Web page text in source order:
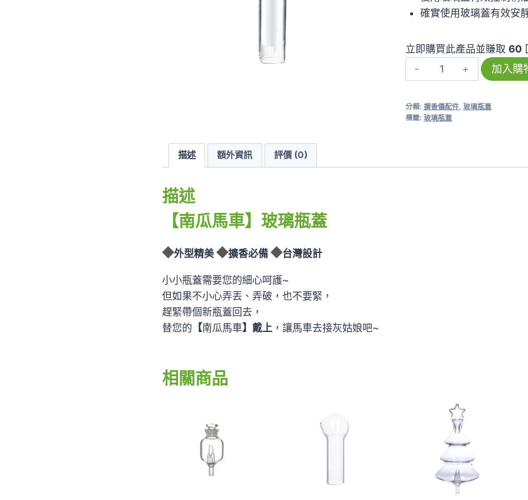
確實使用玻璃蓋有效安
立即購買此產品並賺取 60
【南
瓜
車】
加入購
分類: 擴香儀配件, 玻璃瓶蓋
標籤: 玻璃瓶蓋
描述 額外資訊 評價 (0)
描述
【南瓜馬車】玻璃瓶蓋
◆外型精美 ◆擴香必備 ◆台灣設計
小小瓶蓋需要您的細心呵護~
但如果不小心弄丟、弄破，也不要緊，
趕緊帶個新瓶蓋回去，
替您的 【南瓜馬車】戴上 ，讓馬車去接灰姑娘吧~
相關商品